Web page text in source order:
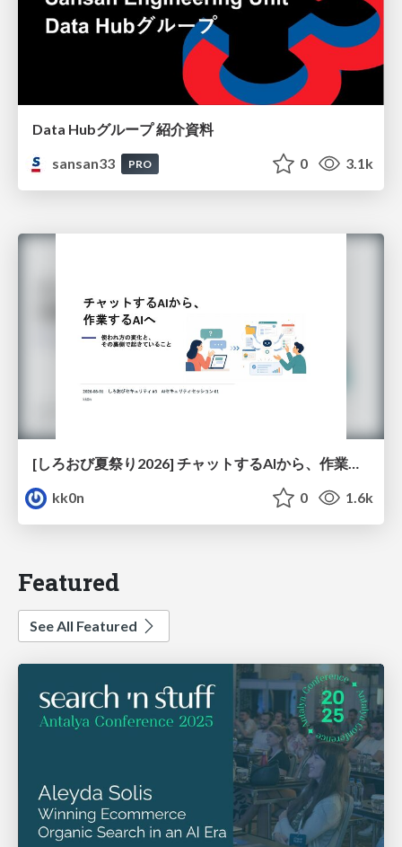
Data Hubグループ 紹介資料
sansan33
PRO 0 3.1k
[しろおび夏祭り2026] チャットするAIから、作業するAIへ - 使われ方の変化と、その裏側で起きていること
kk0n
0 1.6k
Featured
See All Featured